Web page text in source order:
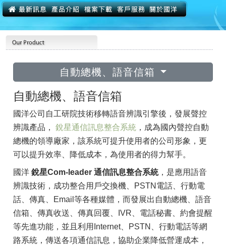
自動總機、語音信箱
自動總機、語音信箱
國洋公司自工研院技術移轉語音辨識引擎後，發展聲控
辨識產品，銳星通信訊息整合系統 ，成為國內聲控自動
總機的領導廠家，該系統可提升使用者的公司形象，更
可以提升效率、降低成本，為使用者的得力幫手。
國洋銳星Com-leader 通信訊息整合系統，是應用語音
辨識技術，成功整合用戶交換機、PSTN電話、行動電
話、傳真、Email等各種媒體，而發展出自動總機、語音
信箱、傳真收送、傳真回覆、IVR、電話秘書、約會提醒
等先進功能，並且利用Internet、PSTN、行動電話等網
路系統，傳送各項通信訊息，協助企業降低營運成本，